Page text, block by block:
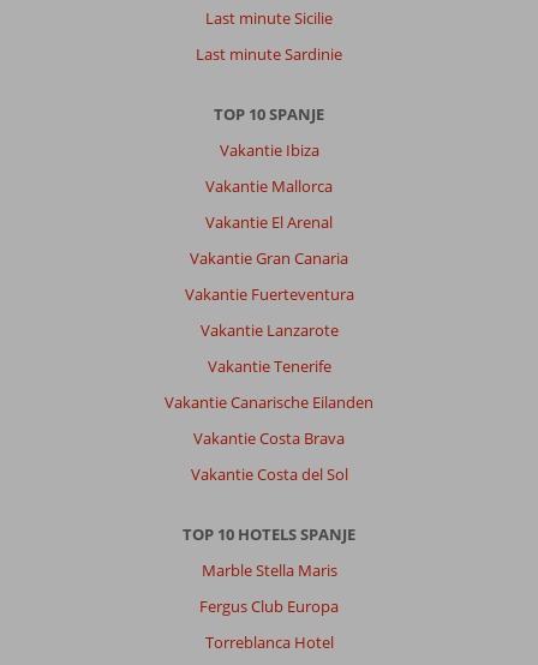
Last minute Sicilie
Last minute Sardinie
TOP 10 SPANJE
Vakantie Ibiza
Vakantie Mallorca
Vakantie El Arenal
Vakantie Gran Canaria
Vakantie Fuerteventura
Vakantie Lanzarote
Vakantie Tenerife
Vakantie Canarische Eilanden
Vakantie Costa Brava
Vakantie Costa del Sol
TOP 10 HOTELS SPANJE
Marble Stella Maris
Fergus Club Europa
Torreblanca Hotel